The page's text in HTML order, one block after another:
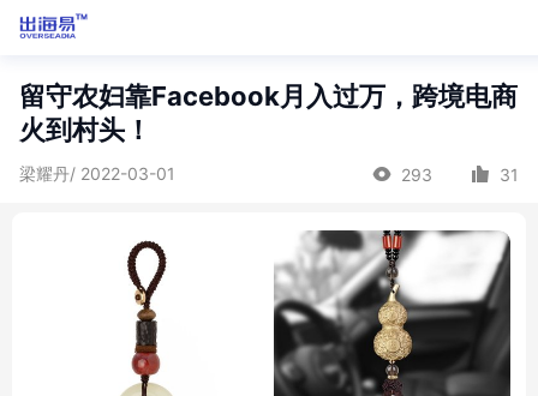
留守农妇靠Facebook月入过万，跨境电商
火到村头！
梁耀丹/ 2022-03-01 293 31